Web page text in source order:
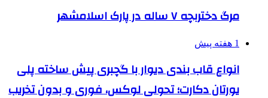
مرگ دختربچه ۷ ساله در پارک اسلامشهر
1 هفته پیش
انواع قاب بندی دیوار با گچبری پیش ساخته پلی
یورتان دکارت؛ تحولی لوکس، فوری و بدون تخریب